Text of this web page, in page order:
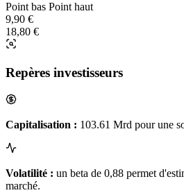
Point bas Point haut
9,90 €
18,80 €
Repères investisseurs
Capitalisation : 103.61 Mrd pour une
Volatilité : un beta de 0,88 permet
marché.